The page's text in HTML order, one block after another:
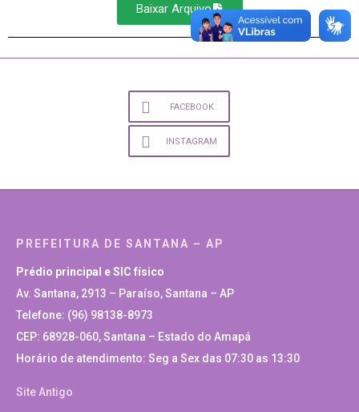
Baixar Arquivo
FACEBOOK
INSTAGRAM
PREFEITURA DE SANTANA – AP
Prédio principal e SIC físico
Av. Santana, 2913 – Paraíso, Santana – AP
Telefone: (96) 98138-8973
CEP: 68928-060, Santana – Estado do Amapá
Horário de atendimento: Seg a Sex das 07:30 as 13:30
Site Antigo